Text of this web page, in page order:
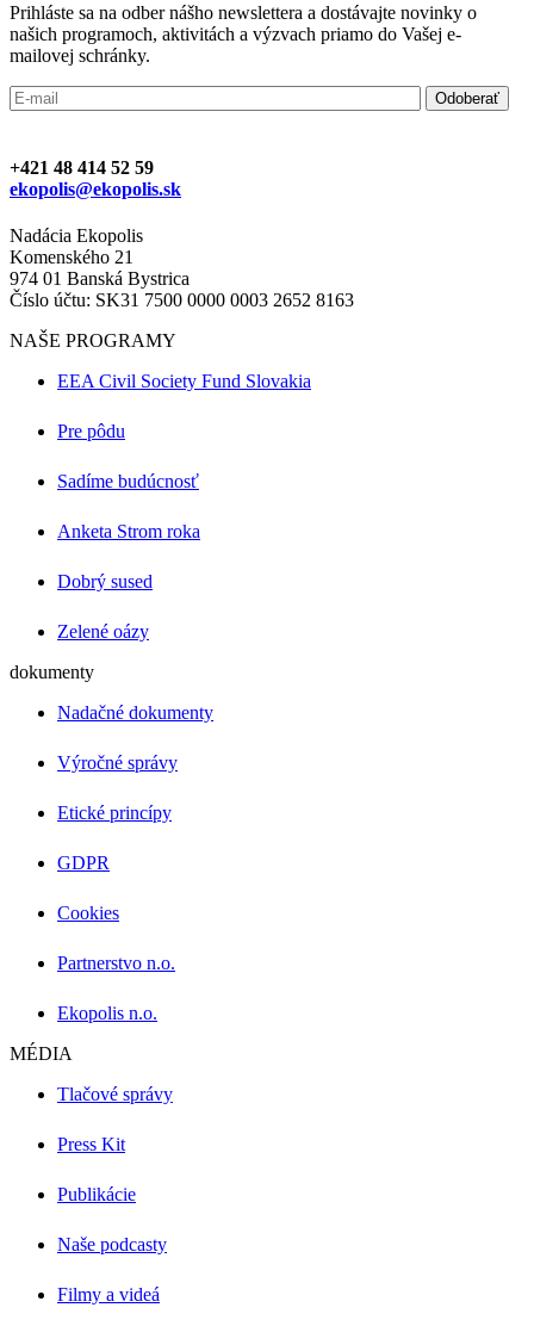
Prihláste sa na odber nášho newslettera a dostávajte novinky o
našich programoch, aktivitách a výzvach priamo do Vašej e-
mailovej schránky.
+421 48 414 52 59
ekopolis@ekopolis.sk
Nadácia Ekopolis
Komenského 21
974 01 Banská Bystrica
Číslo účtu: SK31 7500 0000 0003 2652 8163
NAŠE PROGRAMY
EEA Civil Society Fund Slovakia
Pre pôdu
Sadíme budúcnosť
Anketa Strom roka
Dobrý sused
Zelené oázy
dokumenty
Nadačné dokumenty
Výročné správy
Etické princípy
GDPR
Cookies
Partnerstvo n.o.
Ekopolis n.o.
MÉDIA
Tlačové správy
Press Kit
Publikácie
Naše podcasty
Filmy a videá